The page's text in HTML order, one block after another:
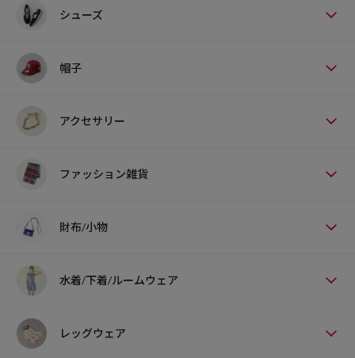
シューズ
帽子
アクセサリー
ファッション雑貨
財布/小物
水着/下着/ルームウェア
レッグウェア